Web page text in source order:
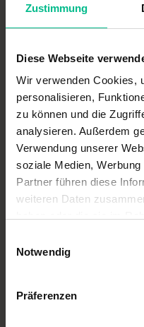
Zustimmung
Diese Webseite
Wir verwenden Cookies,
personalisieren,
zu können und die
analysieren. Außerdem
Verwendung unserer
soziale Medien,
Partner führen diese
weiteren Daten
Notwendig
Präferenzen
Aufbau des